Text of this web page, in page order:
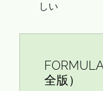
しい
全版）